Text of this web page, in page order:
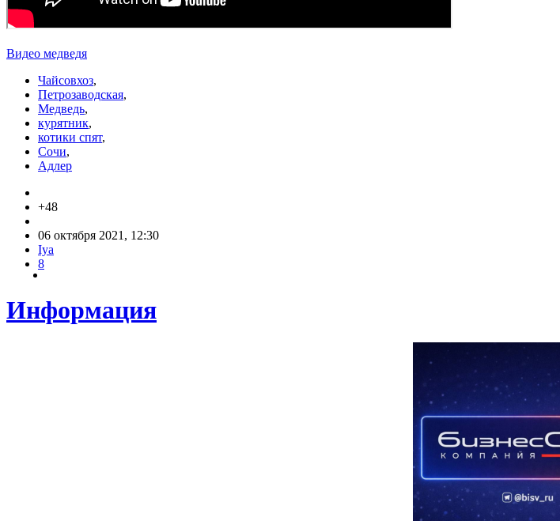
Видео медведя
Чайсовхоз,
Петрозаводская,
Медведь,
курятник,
котики спят,
Сочи,
Адлер
+48
06 октября 2021, 12:30
Iya
8
Информация